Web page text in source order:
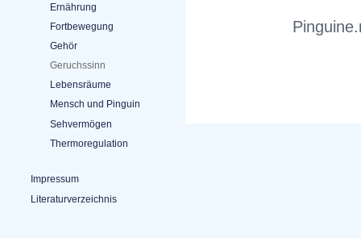
Ernährung
Fortbewegung
Gehör
Geruchssinn
Lebensräume
Mensch und Pinguin
Sehvermögen
Thermoregulation
Impressum
Literaturverzeichnis